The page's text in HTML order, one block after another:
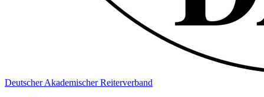
Deutscher Akademischer Reiterverband